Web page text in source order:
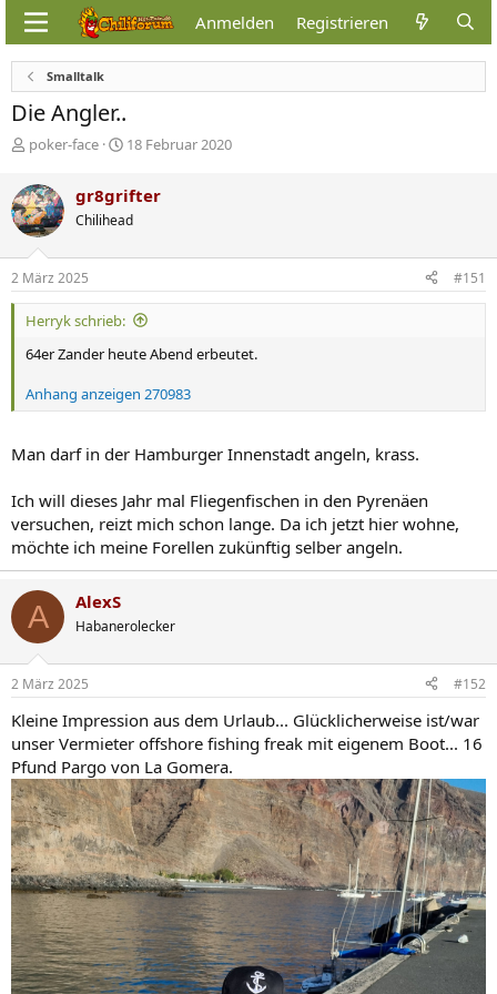
Anmelden Registrieren
Smalltalk
Die Angler..
E
s
t
e
l
l
e
r
poker-face
E
t
e
l
a
m
18 Februar 2020
gr8grifter
Chilihead
2 März 2025 #151
Herryk schrieb:
64er Zander heute Abend erbeutet.
Anhang anzeigen 270983
Man darf in der Hamburger Innenstadt angeln, krass.
Ich will dieses Jahr mal Fliegenfischen in den Pyrenäen
versuchen, reizt mich schon lange. Da ich jetzt hier wohne,
möchte ich meine Forellen zukünftig selber angeln.
A AlexS
Habanerolecker
2 März 2025 #152
Kleine Impression aus dem Urlaub... Glücklicherweise ist/war
unser Vermieter offshore fishing freak mit eigenem Boot... 16
Pfund Pargo von La Gomera.